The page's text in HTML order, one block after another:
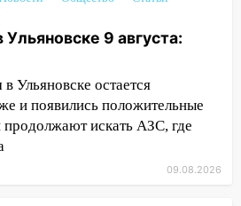
бензина и можно ли
топливо в
будет в Ульяновской
всё может
на 9 августа —
шанс, который нельзя
Ульяновске 9 августа:
Ульяновске остается
и появились положительные
продолжают искать АЗС, где
09.08.2026